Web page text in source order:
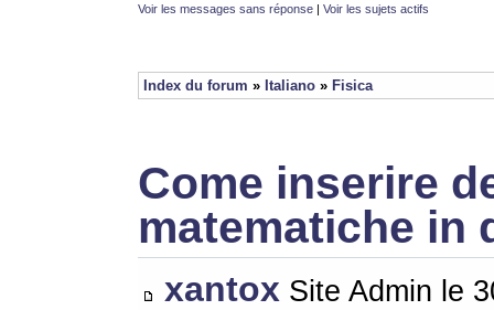
Voir les messages sans réponse | Voir les sujets actifs
Index du forum » Italiano » Fisica
Come inserire
matematiche in
xantox Site Admin le